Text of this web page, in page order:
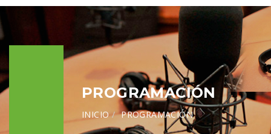
PROGRAMACIÓN
INICIO PROGRAMACIÓN